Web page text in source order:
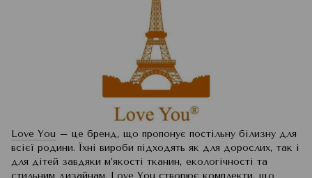
Love You – це бренд, що пропонує постільну білизну для
всієї родини. Їхні вироби підходять як для дорослих, так і
для дітей завдяки м’якості тканин, екологічності та
стильним дизайнам. Love You створює комплекти, що